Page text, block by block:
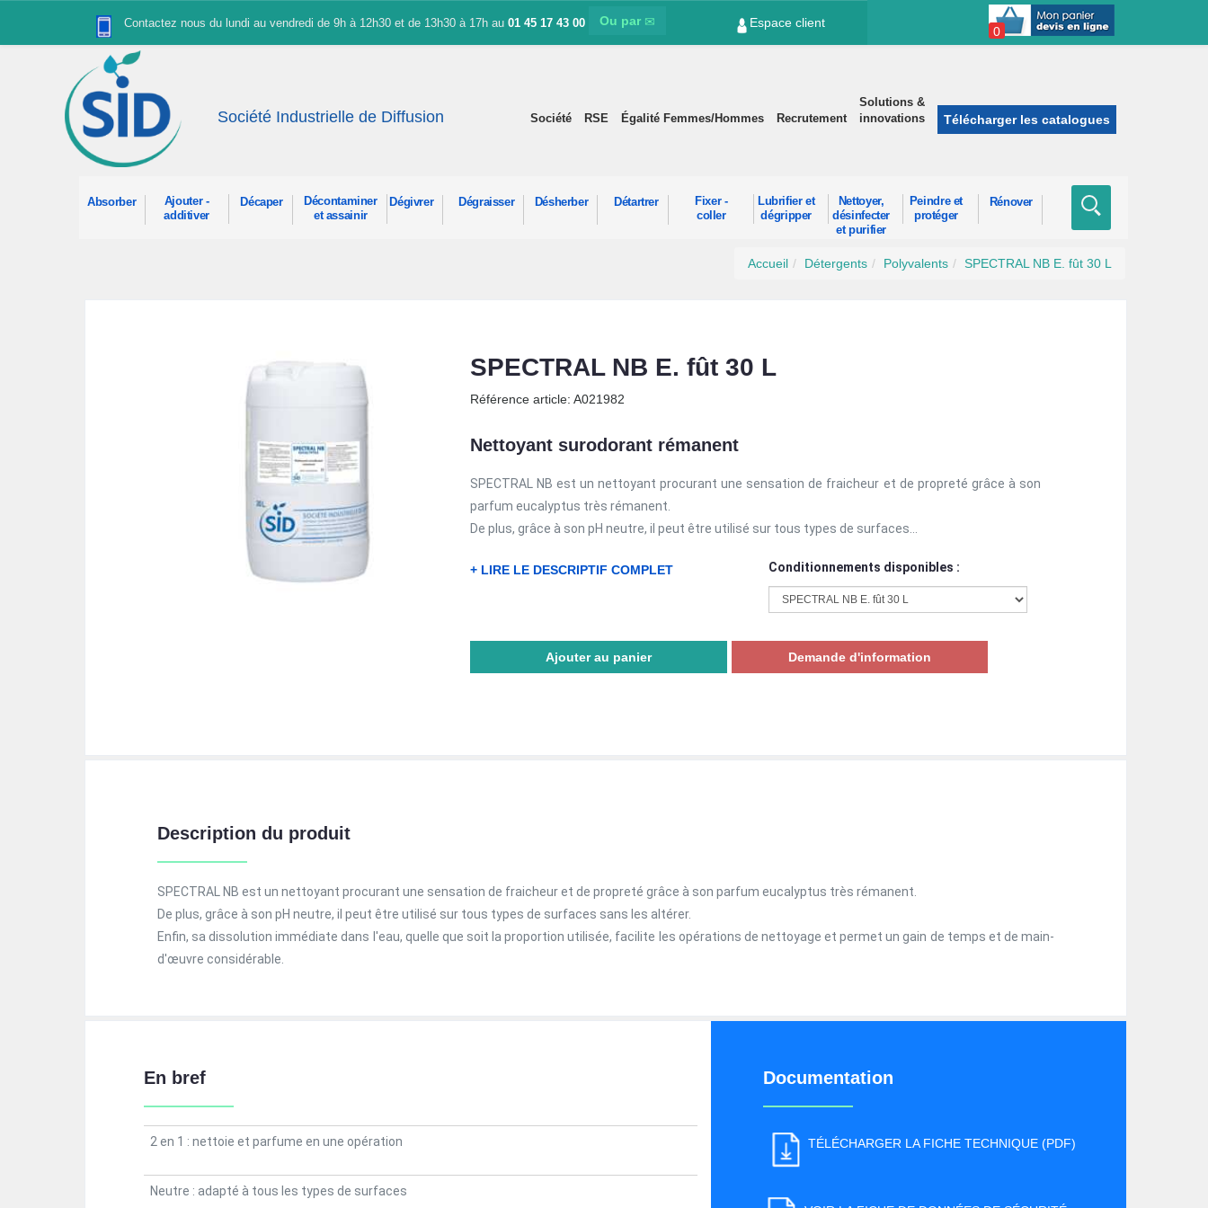
Contactez nous du lundi au vendredi de 9h à 12h30 et de 13h30 à 17h au 01 45 17 43 00 Ou par Espace client
0
Société Industrielle de Diffusion Société RSE Égalité Femmes/Hommes Recrutement
Solutions &
innovations
Télécharger les catalogues
Absorber
Ajouter -
additiver
Décaper
Décontaminer
et assainir
Dégivrer Dégraisser Désherber Détartrer
Fixer -
coller
Lubrifier et
dégripper
Nettoyer,
désinfecter
et purifier
Peindre et
protéger
Rénover
Accueil Détergents Polyvalents SPECTRAL NB E. fût 30 L
SPECTRAL NB E. fût 30 L
Référence article: A021982
Nettoyant surodorant rémanent
SPECTRAL NB est un nettoyant procurant une sensation de fraicheur et de propreté grâce à son
parfum eucalyptus très rémanent.
De plus, grâce à son pH neutre, il peut être utilisé sur tous types de surfaces...
+ LIRE LE DESCRIPTIF COMPLET Conditionnements disponibles :
Description du produit
SPECTRAL NB est un nettoyant procurant une sensation de fraicheur et de propreté grâce à son parfum eucalyptus très rémanent.
De plus, grâce à son pH neutre, il peut être utilisé sur tous types de surfaces sans les altérer.
Enfin, sa dissolution immédiate dans l'eau, quelle que soit la proportion utilisée, facilite les opérations de nettoyage et permet un gain de temps et de main-
d'œuvre considérable.
En bref
2 en 1 : nettoie et parfume en une opération
Neutre : adapté à tous les types de surfaces
Documentation
TÉLÉCHARGER LA FICHE TECHNIQUE (PDF)